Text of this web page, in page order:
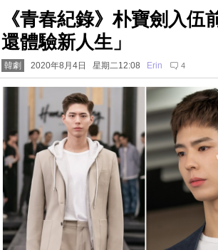
《青春紀錄》朴寶劍入
還體驗新人生」
韓劇 2020年8月4日 星期二12:08 Erin 4